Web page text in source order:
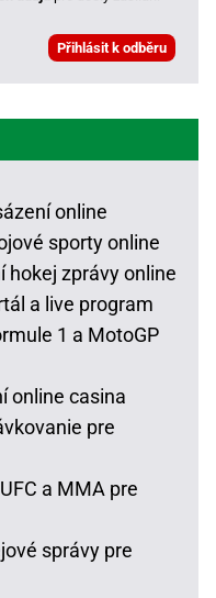
online
sporty online
hokej zprávy online
a live program
1 a MotoGP
online casina
pre
a MMA pre
správy pre